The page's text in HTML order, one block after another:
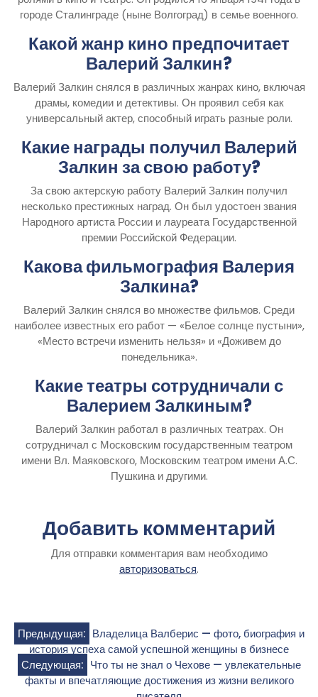
городе Сталинграде (ныне Волгоград) в семье военного.
Какой жанр кино предпочитает
Валерий Залкин?
Валерий Залкин снялся в различных жанрах кино, включая
драмы, комедии и детективы. Он проявил себя как
универсальный актер, способный играть разные роли.
Какие награды получил Валерий
Залкин за свою работу?
За свою актерскую работу Валерий Залкин получил
несколько престижных наград. Он был удостоен звания
Народного артиста России и лауреата Государственной
премии Российской Федерации.
Какова фильмография Валерия
Залкина?
Валерий Залкин снялся во множестве фильмов. Среди
наиболее известных его работ — «Белое солнце пустыни»,
«Место встречи изменить нельзя» и «Доживем до
понедельника».
Какие театры сотрудничали с
Валерием Залкиным?
Валерий Залкин работал в различных театрах. Он
сотрудничал с Московским государственным театром
имени Вл. Маяковского, Московским театром имени А.С.
Пушкина и другими.
Добавить комментарий
Для отправки комментария вам необходимо
авторизоваться.
Навигация
по
Предыдущая: Владелица Валберис — фото, биография и
история успеха самой успешной женщины в бизнесе
Следующая: Что ты не знал о Чехове — увлекательные
факты и впечатляющие достижения из жизни великого